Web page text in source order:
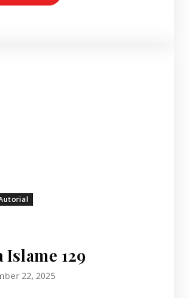
Islame 129
22, 2025